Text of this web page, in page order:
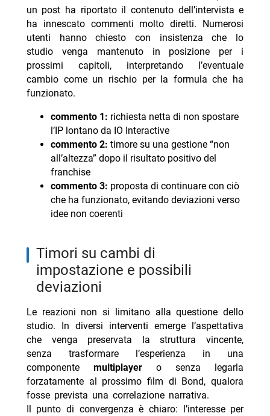
un post ha riportato il contenuto dell’intervista e
ha innescato commenti molto diretti. Numerosi
utenti hanno chiesto con insistenza che lo
studio venga mantenuto in posizione per i
prossimi capitoli, interpretando l’eventuale
cambio come un rischio per la formula che ha
funzionato.
commento 1: richiesta netta di non spostare
l’IP lontano da IO Interactive
commento 2: timore su una gestione “non
all’altezza” dopo il risultato positivo del
franchise
commento 3: proposta di continuare con ciò
che ha funzionato, evitando deviazioni verso
idee non coerenti
timori su cambi di
impostazione e possibili
deviazioni
Le reazioni non si limitano alla questione dello
studio. In diversi interventi emerge l’aspettativa
che venga preservata la struttura vincente,
senza trasformare l’esperienza in una
componente multiplayero senza legarla
forzatamente al prossimo film di Bond, qualora
fosse prevista una correlazione narrativa.
Il punto di convergenza è chiaro: l’interesse per